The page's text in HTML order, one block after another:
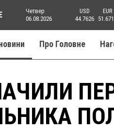
Четвер
06.08.2026
USD
44.7626
EUR
Про Головне